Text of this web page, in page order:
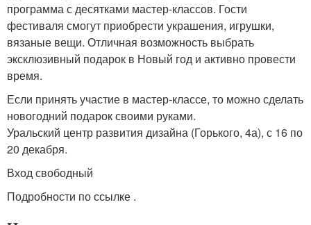
программа с десятками мастер-классов. Гости
фестиваля смогут приобрести украшения, игрушки,
вязаные вещи. Отличная возможность выбрать
эксклюзивный подарок в Новый год и активно провести
время.
Если принять участие в мастер-классе, то можно сделать
новогодний подарок своими руками.
Уральский центр развития дизайна (Горького, 4а), с 16 по
20 декабря.
Вход свободный
Подробности по ссылке .